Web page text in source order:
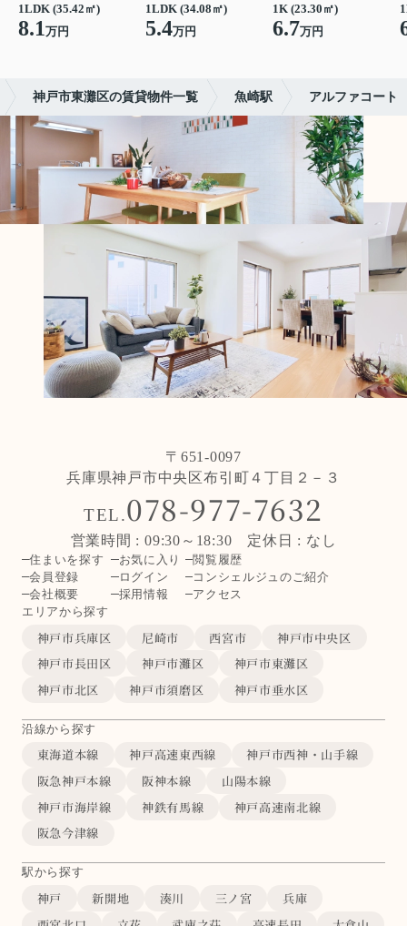
1LDK (35.42㎡)
8.1万円
1LDK (34.08㎡)
5.4万円
1K (23.30㎡)
6.7万円
神戸市東灘区の賃貸物件一覧 魚崎駅 アルファコート
〒651-0097
兵庫県神戸市中央区布引町４丁目２－３
TEL.078-977-7632
営業時間 : 09:30～18:30 定休日 : なし
住まいを探す お気に入り
閲覧履歴
会員登録
ログイン
コンシェルジュのご紹介
会社概要
採用情報
アクセス
エリアから探す
神戸市兵庫区 尼崎市 西宮市
神戸市中央区
神戸市長田区
神戸市灘区
神戸市東灘区
神戸市北区
神戸市須磨区 神戸市垂水区
沿線から探す
東海道本線 神戸高速東西線
神戸市西神・山手線
阪急神戸本線
阪神本線
山陽本線
神戸市海岸線
神鉄有馬線
神戸高速南北線
阪急今津線
駅から探す
神戸 新開地 湊川 三ノ宮
兵庫